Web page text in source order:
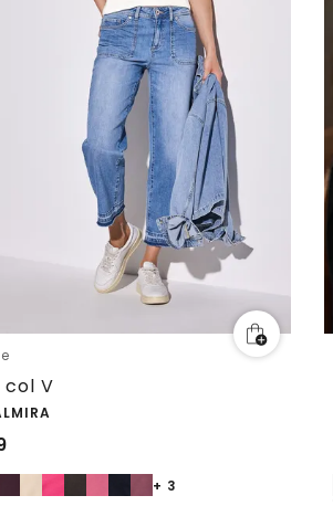
V
+ 3